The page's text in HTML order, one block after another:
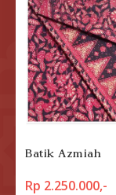
Batik Azmiah
Rp 2.250.000,-